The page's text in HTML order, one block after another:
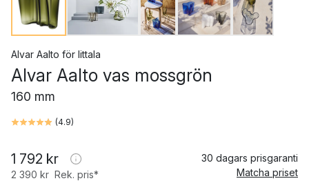
Alvar Aalto för Iittala
Alvar Aalto vas mossgrön
160 mm
(4.9)
1 792 kr
2 390 kr Rek. pris*
30 dagars prisgaranti
Matcha priset